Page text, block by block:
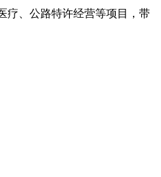
、公路特许经营等项目，带